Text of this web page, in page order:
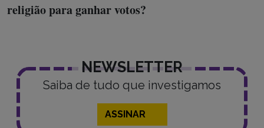
religião para ganhar votos?
NEWSLETTER
Saiba de tudo que investigamos
ASSINAR